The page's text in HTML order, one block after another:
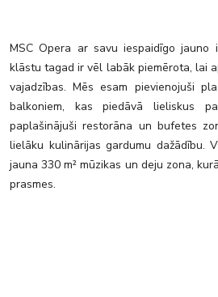
MSC Opera ar savu iespaidīgo jauno
klāstu tagad ir vēl labāk piemērota, lai
vajadzības. Mēs esam pievienojuši
balkoniem, kas piedāvā lieliskus
paplašinājuši restorāna un bufetes
lielāku kulinārijas gardumu dažādību.
jauna 330 m² mūzikas un deju zona,
prasmes.